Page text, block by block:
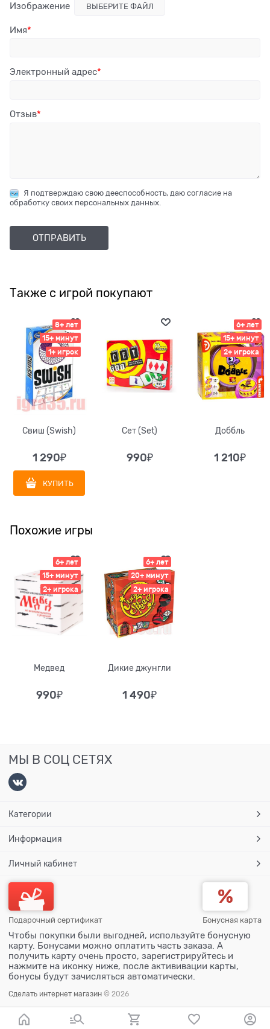
Изображение ВЫБЕРИТЕ ФАЙЛ
Имя
Электронный адрес
Отзыв
Я подтверждаю свою дееспособность, даю согласие на
обработку своих персональных данных.
Также с игрой покупают
8+ лет
15+ минут
1+ игрок
Свиш (Swish)
1 290₽
КУПИТЬ
Сет (Set)
990₽
6+ лет
15+ минут
2+ игрока
Доббль
1 210₽
Похожие игры
6+ лет
15+ минут
2+ игрока
Медвед
990₽
6+ лет
20+ минут
2+ игрока
Дикие джунгли
1 490₽
МЫ В СОЦ СЕТЯХ
Категории
Информация
Личный кабинет
Подарочный сертификат Бонусная карта
Чтобы покупки были выгодней, используйте бонусную
карту. Бонусами можно оплатить часть заказа. А
получить карту очень просто, зарегистрируйтесь и
нажмите на иконку ниже, после актививации карты,
бонусы будут зачисляться автоматически.
Сделать интернет магазин © 2026